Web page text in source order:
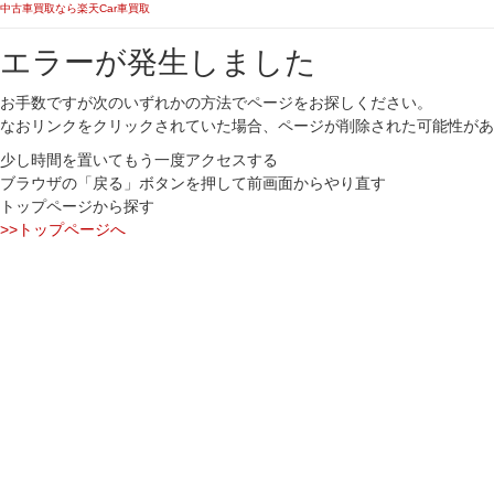
中古車買取なら楽天Car車買取
エラーが発生しました
お手数ですが次のいずれかの方法でページをお探しください。
なおリンクをクリックされていた場合、ページが削除された可能性が
少し時間を置いてもう一度アクセスする
ブラウザの「戻る」ボタンを押して前画面からやり直す
トップページから探す
>>トップページへ